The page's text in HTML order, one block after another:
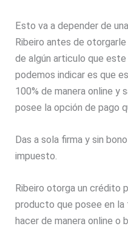
Esto va a depender de
Ribeiro antes de
de algún articulo que
podemos indicar es que
100% de manera online y
posee la opción de pago
Das a sola firma y sin
impuesto.
Ribeiro otorga un crédito
producto que posee en
hacer de manera online o